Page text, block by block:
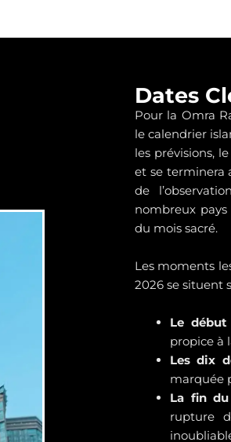
Dates
Pour la Omra
le calendrier
les prévisions,
et se terminera
de
nombreux
du mois sacré.
Les moments
2026 se situent
Le début
propice à
Les dix
marquée
La fin du
rupture